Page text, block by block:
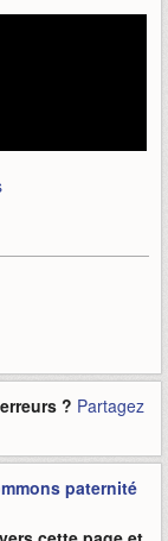
? Partagez
paternité